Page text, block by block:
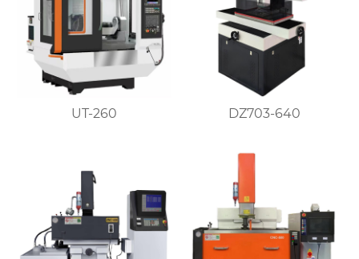
UT-260 DZ703-640